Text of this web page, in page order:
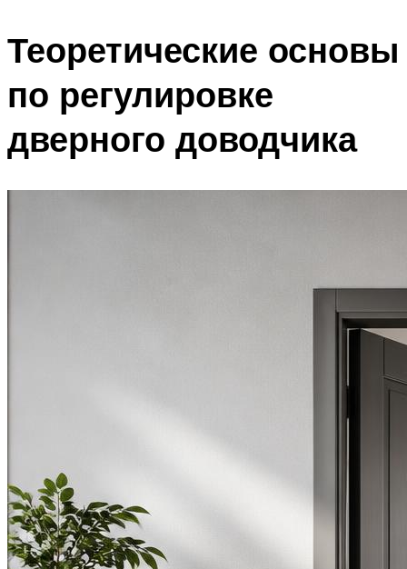
Теоретические основы
по регулировке
дверного доводчика